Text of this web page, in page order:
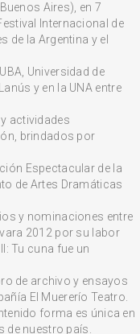
Aires), en 7
Internacional de
de la Argentina y el
Universidad de
y en la UNA entre
actividades
brindados por
Espectacular de la
de Artes Dramáticas
y nominaciones entre
2012 por su labor
Tu cuna fue un
de archivo y ensayos
El Muererío Teatro.
forma es única en
de nuestro país.